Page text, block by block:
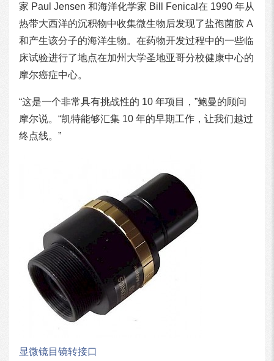
家 Paul Jensen 和海洋化学家 Bill Fenical在 1990 年从
热带大西洋的沉积物中收集微生物后发现了盐孢菌胺 A
和产生该分子的海洋生物。在药物开发过程中的一些临
床试验进行了地点在加州大学圣地亚哥分校健康中心的
摩尔癌症中心。
“这是一个非常具有挑战性的 10 年项目，”鲍曼的顾问
摩尔说。“凯特能够汇集 10 年的早期工作，让我们越过
终点线。”
显微镜目镜转接口